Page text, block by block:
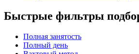
Быстрые фильтры
Полная занятость
Полный день